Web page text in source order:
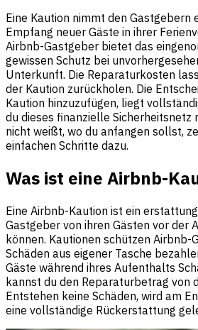
Eine Kaution nimmt den Gastgebern
Empfang neuer Gäste in ihrer
Airbnb-Gastgeber bietet das
gewissen Schutz bei
Unterkunft. Die Reparaturkosten
der Kaution zurückholen. Die
Kaution hinzuzufügen, liegt
du dieses finanzielle Sicherheitsnetz
nicht weißt, wo du anfangen sollst,
einfachen Schritte dazu.
Was ist eine Airbnb-
Eine Airbnb-Kaution ist ein
Gastgeber von ihren Gästen vor der
können. Kautionen schützen Airbnb-
Schäden aus eigener Tasche
Gäste während ihres Aufenthalts
kannst du den Reparaturbetrag von
Entstehen keine Schäden, wird am
eine vollständige Rückerstattung